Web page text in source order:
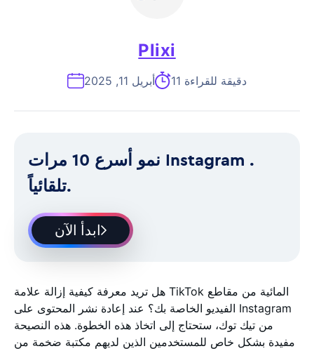
Plixi
أبريل 11, 2025 11 دقيقة للقراءة
نمو أسرع 10 مرات Instagram .
تلقائياً.
ابدأ الآن
هل تريد معرفة كيفية إزالة علامة TikTok المائية من مقاطع
الفيديو الخاصة بك؟ عند إعادة نشر المحتوى على Instagram
من تيك توك، ستحتاج إلى اتخاذ هذه الخطوة. هذه النصيحة
مفيدة بشكل خاص للمستخدمين الذين لديهم مكتبة ضخمة من